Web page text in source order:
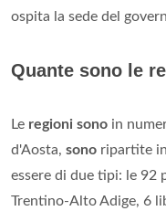
ospita la sede del
Quante sono le
Le regioni sono in
d'Aosta, sono ripartite
essere di due tipi: le 92
Trentino-Alto Adige, 6